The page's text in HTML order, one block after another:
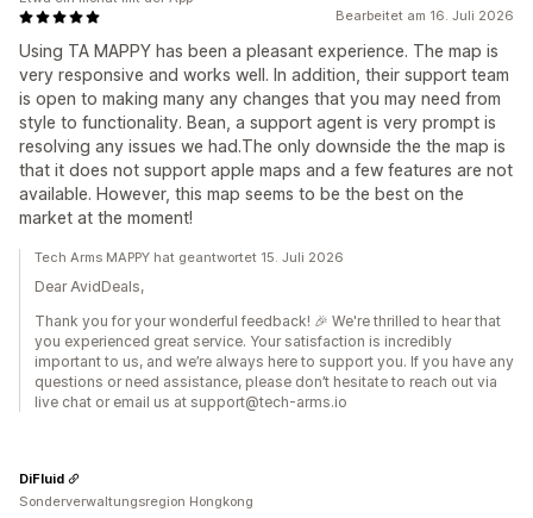
Bearbeitet am 16. Juli 2026
Using TA MAPPY has been a pleasant experience. The map is
very responsive and works well. In addition, their support team
is open to making many any changes that you may need from
style to functionality. Bean, a support agent is very prompt is
resolving any issues we had.The only downside the the map is
that it does not support apple maps and a few features are not
available. However, this map seems to be the best on the
market at the moment!
Tech Arms MAPPY hat geantwortet 15. Juli 2026
Dear AvidDeals,
Thank you for your wonderful feedback! 🎉 We're thrilled to hear that
you experienced great service. Your satisfaction is incredibly
important to us, and we’re always here to support you. If you have any
questions or need assistance, please don’t hesitate to reach out via
live chat or email us at support@tech-arms.io
DiFluid
Sonderverwaltungsregion Hongkong